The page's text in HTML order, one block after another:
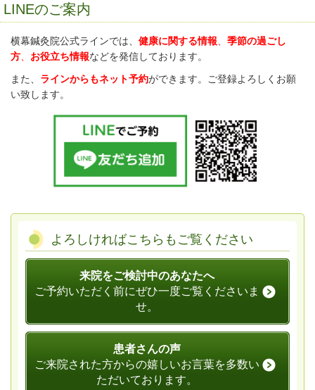
LINEのご案内
横幕鍼灸院公式ラインでは、 健康に関する情報
季節の過ごし
方
お役立ち情報などを発信しております。
また、 ラインからもネット予約ができます。ご登録よろしくお願
い致します。
よろしければこちらもご覧ください
来院をご検討中のあなたへ
ご予約いただく前にぜひ一度ご覧くださいま
せ。
患者さんの声
ご来院された方からの嬉しいお言葉を多数い
ただいております。